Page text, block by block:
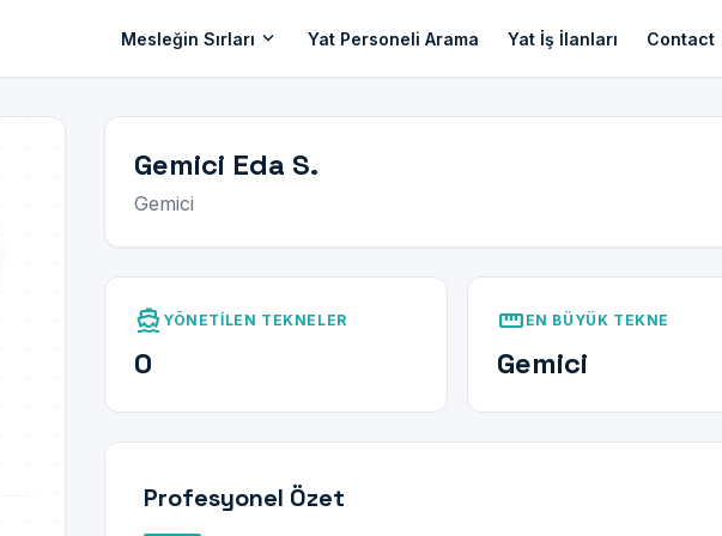
Mesleğin Sırları expand_more Yat Personeli Arama Yat İş İlanları Contact
Gemici Eda S.
Gemici
directions_boat YÖNETILEN TEKNELER
0
straighten EN BÜYÜK TEKNE
Gemici
Profesyonel Özet